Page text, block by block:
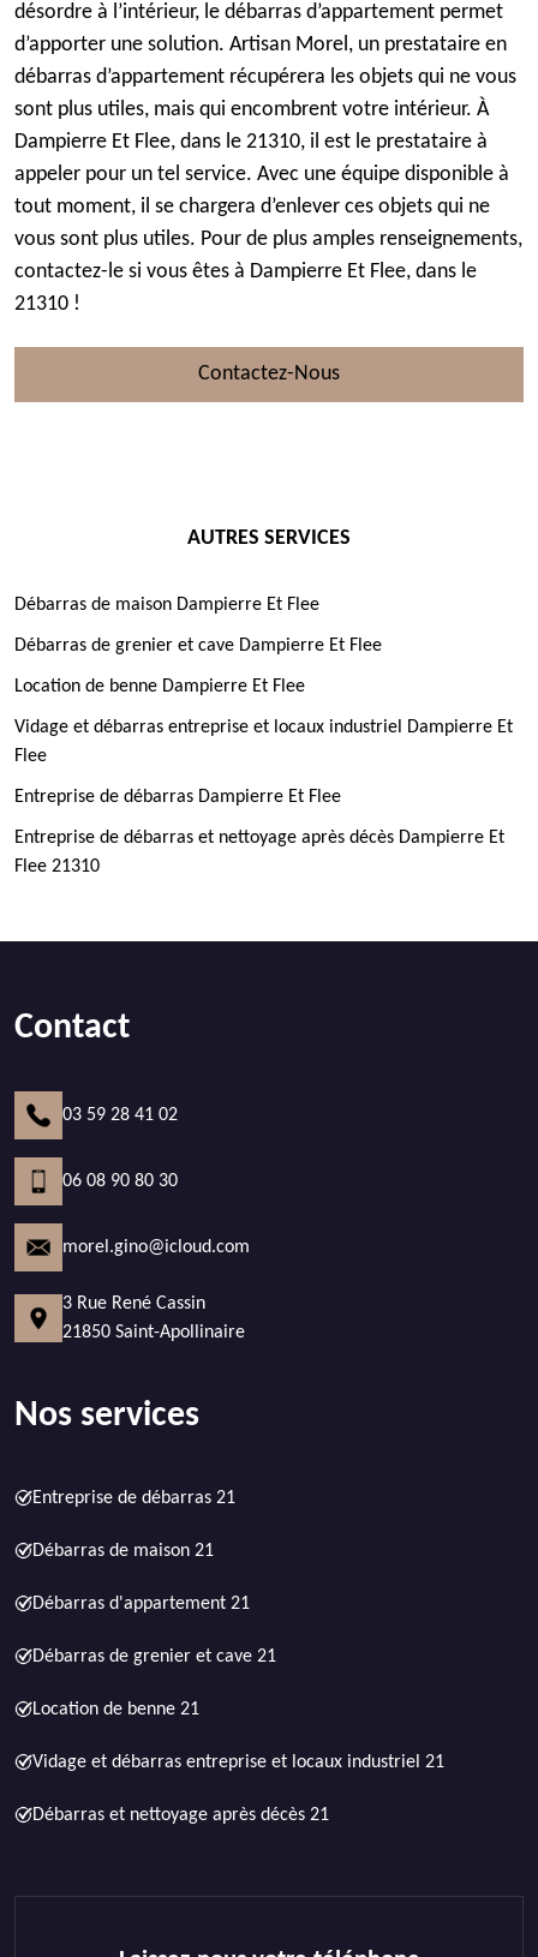
désordre à l’intérieur, le débarras d’appartement permet
d’apporter une solution. Artisan Morel, un prestataire en
débarras d’appartement récupérera les objets qui ne vous
sont plus utiles, mais qui encombrent votre intérieur. À
Dampierre Et Flee, dans le 21310, il est le prestataire à
appeler pour un tel service. Avec une équipe disponible à
tout moment, il se chargera d’enlever ces objets qui ne
vous sont plus utiles. Pour de plus amples renseignements,
contactez-le si vous êtes à Dampierre Et Flee, dans le
21310 !
Contactez-Nous
AUTRES SERVICES
Débarras de maison Dampierre Et Flee
Débarras de grenier et cave Dampierre Et Flee
Location de benne Dampierre Et Flee
Vidage et débarras entreprise et locaux industriel Dampierre Et
Flee
Entreprise de débarras Dampierre Et Flee
Entreprise de débarras et nettoyage après décès Dampierre Et
Flee 21310
Contact
03 59 28 41 02
06 08 90 80 30
morel.gino@icloud.com
3 Rue René Cassin
21850 Saint-Apollinaire
Nos services
Entreprise de débarras 21
Débarras de maison 21
Débarras d'appartement 21
Débarras de grenier et cave 21
Location de benne 21
Vidage et débarras entreprise et locaux industriel 21
Débarras et nettoyage après décès 21